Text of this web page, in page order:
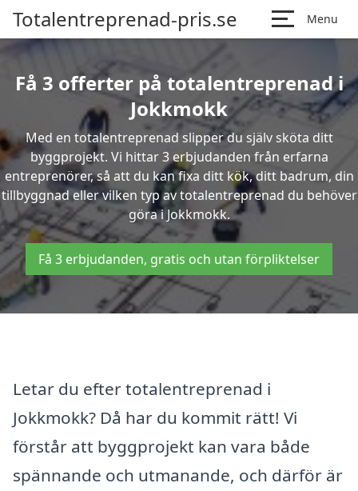
Totalentreprenad-pris.se Menu
Få 3 offerter på totalentreprenad i
Jokkmokk
Med en totalentreprenad slipper du själv sköta ditt
byggprojekt. Vi hittar 3 erbjudanden från erfarna
entreprenörer, så att du kan fixa ditt kök, ditt badrum, din
tillbyggnad eller vilken typ av totalentreprenad du behöver
göra i Jokkmokk.
Få 3 erbjudanden, gratis och utan förpliktelser
Letar du efter totalentreprenad i
Jokkmokk? Då har du kommit rätt! Vi
förstår att byggprojekt kan vara både
spännande och utmanande, och därför är